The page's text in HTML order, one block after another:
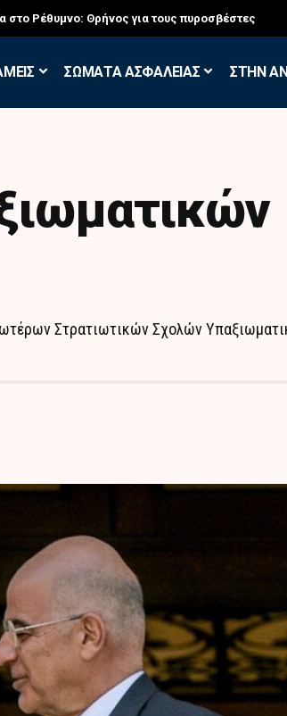
στο Ρέθυμνο: Θρήνος για τους πυροσβέστες
ΣΩΜΑΤΑ ΑΣΦΑΛΕΙΑΣ ΣΤΗΝ
Στρατιωτικών Σχολών